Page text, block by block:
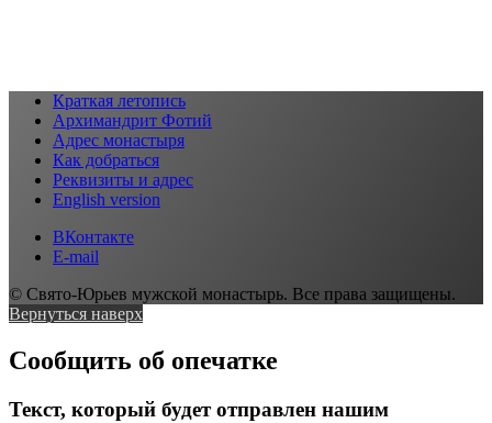
Краткая летопись
Архимандрит Фотий
Адрес монастыря
Как добраться
Реквизиты и адрес
English version
ВКонтакте
E-mail
© Свято-Юрьев мужской монастырь. Все права защищены.
Вернуться наверх
Сообщить об опечатке
Текст, который будет отправлен нашим